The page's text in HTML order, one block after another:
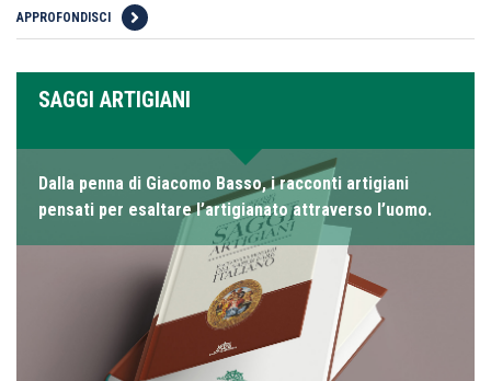
APPROFONDISCI
SAGGI ARTIGIANI
Dalla penna di Giacomo Basso, i racconti artigiani
pensati per esaltare l’artigianato attraverso l’uomo.